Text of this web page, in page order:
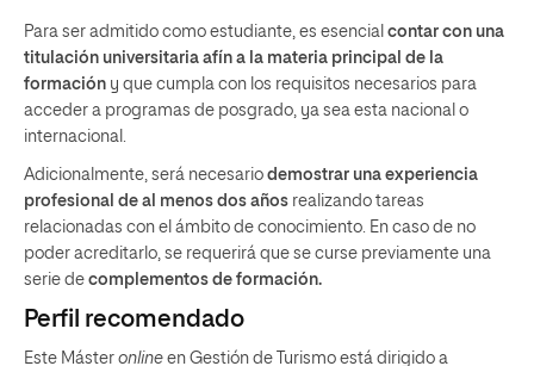
Para ser admitido como estudiante, es esencial contar con una
titulación universitaria afín a la materia principal de la
formación y que cumpla con los requisitos necesarios para
acceder a programas de posgrado, ya sea esta nacional o
internacional.
Adicionalmente, será necesario demostrar una experiencia
profesional de al menos dos años realizando tareas
relacionadas con el ámbito de conocimiento. En caso de no
poder acreditarlo, se requerirá que se curse previamente una
serie de complementos de formación.
Perfil recomendado
Este Máster online en Gestión de Turismo está dirigido a